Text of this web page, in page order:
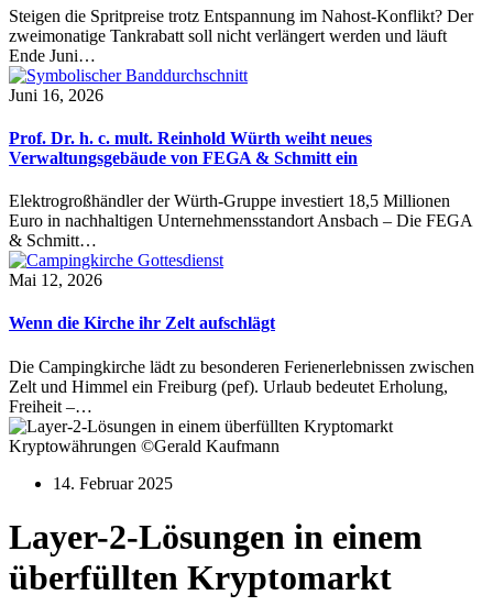
Steigen die Spritpreise trotz Entspannung im Nahost-Konflikt? Der
zweimonatige Tankrabatt soll nicht verlängert werden und läuft
Ende Juni…
Juni 16, 2026
Prof. Dr. h. c. mult. Reinhold Würth weiht neues
Verwaltungsgebäude von FEGA & Schmitt ein
Elektrogroßhändler der Würth-Gruppe investiert 18,5 Millionen
Euro in nachhaltigen Unternehmensstandort Ansbach – Die FEGA
& Schmitt…
Mai 12, 2026
Wenn die Kirche ihr Zelt aufschlägt
Die Campingkirche lädt zu besonderen Ferienerlebnissen zwischen
Zelt und Himmel ein Freiburg (pef). Urlaub bedeutet Erholung,
Freiheit –…
Kryptowährungen ©Gerald Kaufmann
14. Februar 2025
Layer-2-Lösungen in einem
überfüllten Kryptomarkt